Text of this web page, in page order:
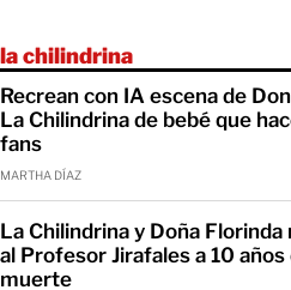
la chilindrina
Recrean con IA escena de
La Chilindrina de bebé que
fans
MARTHA DÍAZ
La Chilindrina y Doña Florinda
al Profesor Jirafales a 10 años
muerte